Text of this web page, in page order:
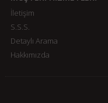
İletişim
S.S.S.
Detaylı Arama
Hakkımızda